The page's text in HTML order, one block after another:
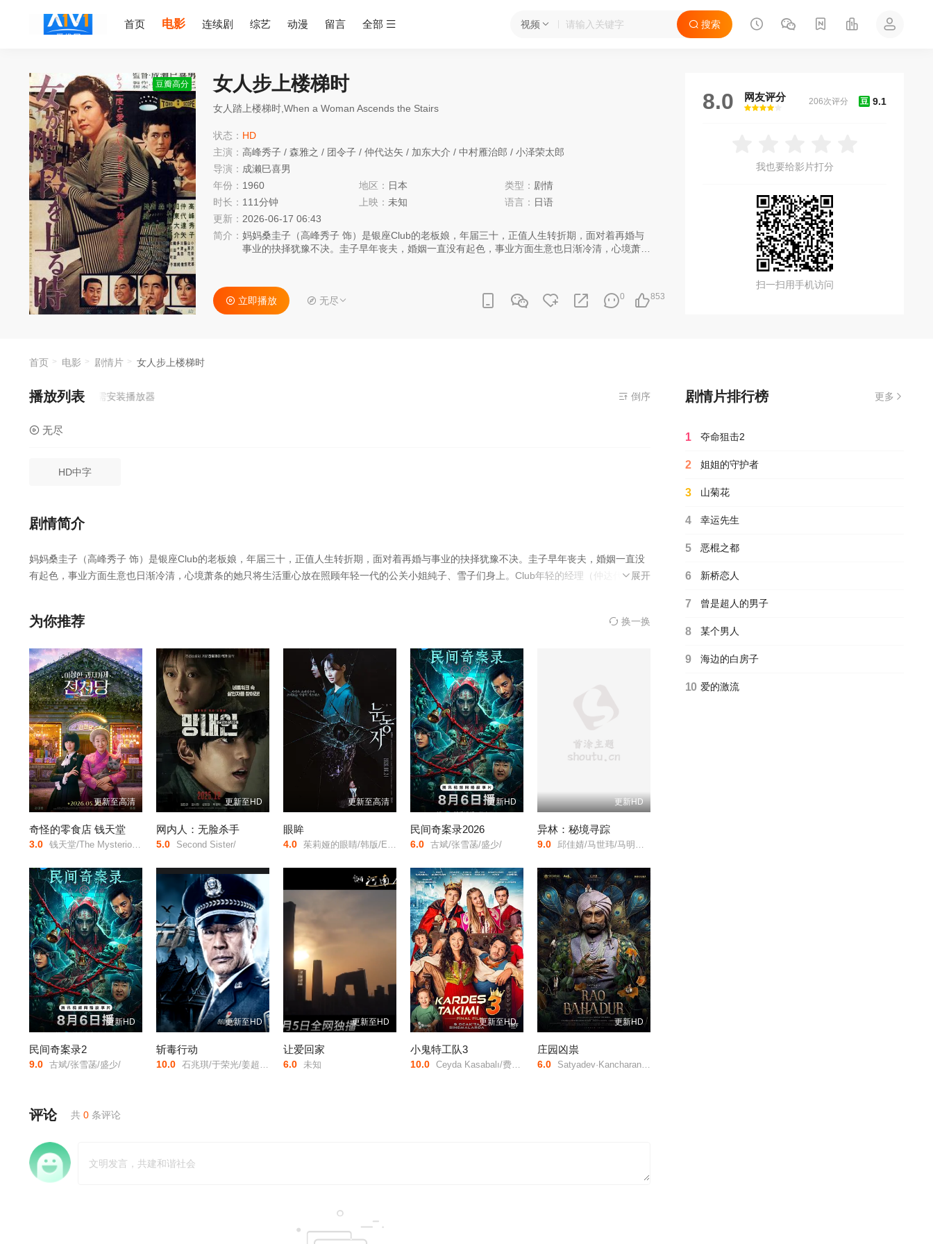
视频 搜索
首页 电影 连续剧 综艺 动漫 留言 全部
豆瓣高分 女人步上楼梯时
女人踏上楼梯时,When a Woman Ascends the Stairs
状态： HD
主演： 高峰秀子 / 森雅之 / 团令子 / 仲代达矢 / 加东大介 / 中村雁治郎 / 小泽荣太郎
导演： 成濑巳喜男
年份： 1960 地区： 日本 类型： 剧情
时长： 111分钟 上映： 未知 语言： 日语
更新： 2026-06-17 06:43
简介： 妈妈桑圭子（高峰秀子 饰）是银座Club的老板娘，年届三十，正值人生转折期，面对着再婚与
事业的抉择犹豫不决。圭子早年丧夫，婚姻一直没有起色，事业方面生意也日渐冷清，心境萧条
情愫。然而，难以控制的情感让他最终鼓起勇气表白，心境苍凉的圭子会接受吗？ 战后日本大
众悱恻的心境在大师成濑巳喜男冷静的长镜头下表露无遗，该片风格是浓重的现实主义色彩，以
一个女人的独白贯穿始末，具有浓郁的文化气息。
853
0
立即播放 无尽
8.0 网友评分
很差
较差还行推荐力荐
豆 9.1
206次评分
我也要给影片打分
扫一扫用手机访问
首页 电影 剧情片 女人步上楼梯时
播放列表
- 在线播放,无需安装播放器 倒序
无尽
HD中字
剧情简介
妈妈桑圭子（高峰秀子 饰）是银座Club的老板娘，年届三十，正值人生转折期，面对着再婚与事业的抉择犹豫不决。圭子早年丧夫，婚姻一直没
有起色，事业方面生意也日渐冷清，心境萧条的她只将生活重心放在照顾年轻一代的公关小姐純子、雪子们身上。Club年轻的经理（仲达代矢
女人的独白贯穿始末，具有浓郁的文化气息。
展开
为你推荐 换一换
更新至高清
奇怪的零食店 钱天堂
3.0 钱天堂/The Mysterious Candy Store/Strange Snack Shop Jeoncheondang/
更新至HD
网内人：无脸杀手
5.0 Second Sister/
更新至高清
眼眸
4.0 茱莉娅的眼睛/韩版/Eyes/
更新HD
民间奇案录2026
6.0 古斌/张雪菡/盛少/
更新HD
异林：秘境寻踪
9.0 邱佳婧/马世玮/马明宇/刘春霞/
更新HD
民间奇案录2
9.0 古斌/张雪菡/盛少/
更新至HD
斩毒行动
10.0 石兆琪/于荣光/姜超/邵峰/
更新至HD
让爱回家
6.0 未知
更新至HD
小鬼特工队3
10.0 Ceyda Kasabalı/费拉特·阿尔拜伦//卡根·埃菲·阿克/埃克林·苏·乔班/Berat Efe Parlar/Mehmet Ali Aybar/盖杰·伊西克·德米雷尔/居尔汉·特金/Aslı Yaren/科尔汗·赫尔杜兰/
更新HD
庄园凶祟
6.0 Satyadev·Kancharana/Deepa·Thomas/Anand·Bharathi/
评论 共 0 条评论
剧情片排行榜 更多
1 夺命狙击2
2 姐姐的守护者
3 山菊花
4 幸运先生
5 恶棍之都
6 新桥恋人
7 曾是超人的男子
8 某个男人
9 海边的白房子
10 爱的激流